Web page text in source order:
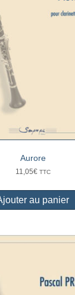
Aurore
11,05€ TTC
au panier